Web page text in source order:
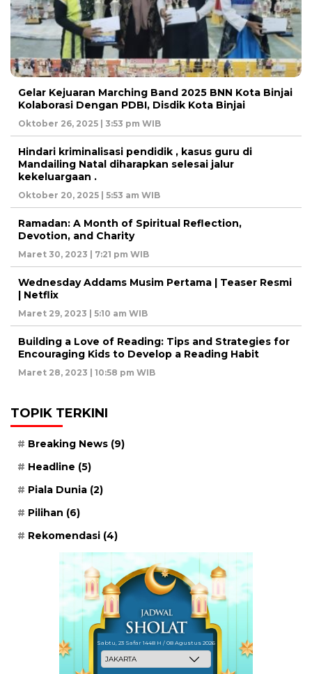
Gelar Kejuaran Marching Band 2025 BNN Kota Binjai
Kolaborasi Dengan PDBI, Disdik Kota Binjai
Oktober 26, 2025 | 3:53 pm WIB
Hindari kriminalisasi pendidik , kasus guru di
Mandailing Natal diharapkan selesai jalur
kekeluargaan .
Oktober 20, 2025 | 5:53 am WIB
Ramadan: A Month of Spiritual Reflection,
Devotion, and Charity
Maret 30, 2023 | 7:21 pm WIB
Wednesday Addams Musim Pertama | Teaser Resmi
| Netflix
Maret 29, 2023 | 5:10 am WIB
Building a Love of Reading: Tips and Strategies for
Encouraging Kids to Develop a Reading Habit
Maret 28, 2023 | 10:58 pm WIB
TOPIK TERKINI
Breaking News (9)
Headline (5)
Piala Dunia (2)
Pilihan (6)
Rekomendasi (4)
Sabtu, 23 Safar 1448 H / 08 Agustus 2026